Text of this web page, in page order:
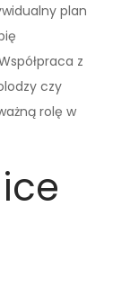
plan
z
czy
rolę w